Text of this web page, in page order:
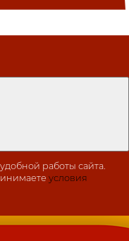
работы сайта.
условия